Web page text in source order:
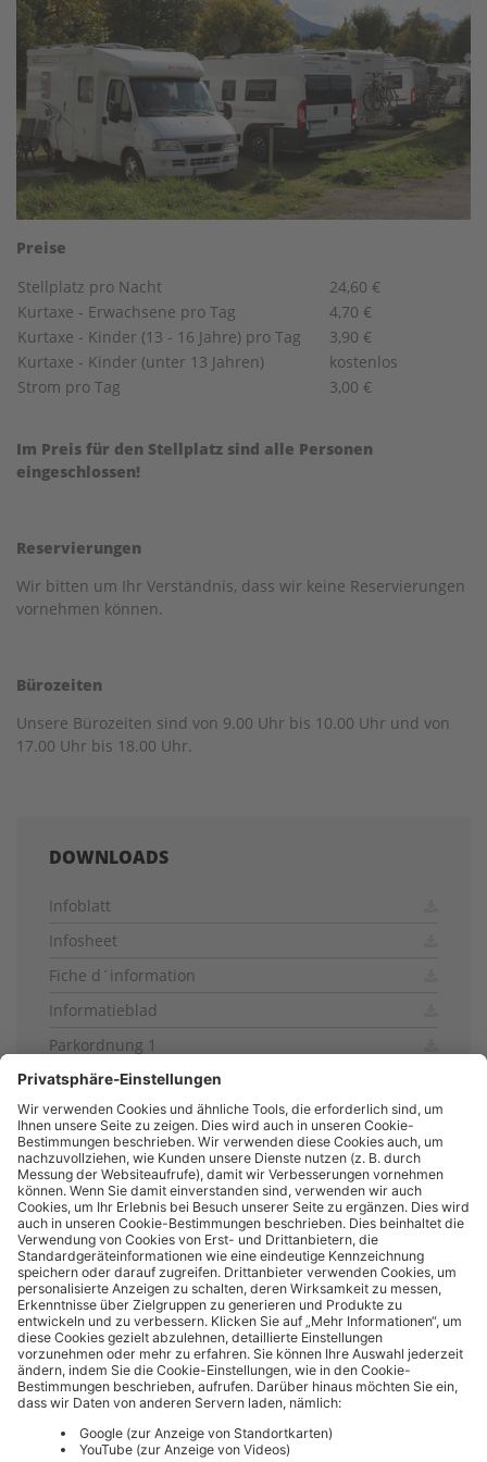
Preise
Stellplatz pro Nacht
24,60 €
Kurtaxe - Erwachsene pro Tag
4,70 €
Kurtaxe - Kinder (13 - 16 Jahre) pro Tag
3,90 €
Kurtaxe - Kinder (unter 13 Jahren)
kostenlos
Strom pro Tag
3,00 €
Im Preis für den Stellplatz sind alle Personen
eingeschlossen!
Reservierungen
Wir bitten um Ihr Verständnis, dass wir keine Reservierungen
vornehmen können.
Bürozeiten
Unsere Bürozeiten sind von 9.00 Uhr bis 10.00 Uhr und von
17.00 Uhr bis 18.00 Uhr.
DOWNLOADS
Infoblatt
Infosheet
Fiche d´information
Informatieblad
Parkordnung 1
Parkordnung 2
Anfahrtskizze
Vorteile Allgäu Walser Pass Premium Sommer 202
6
Information Schranke
Information Gate
WOHNMOBILSTELLPLATZ OBERSTDORF